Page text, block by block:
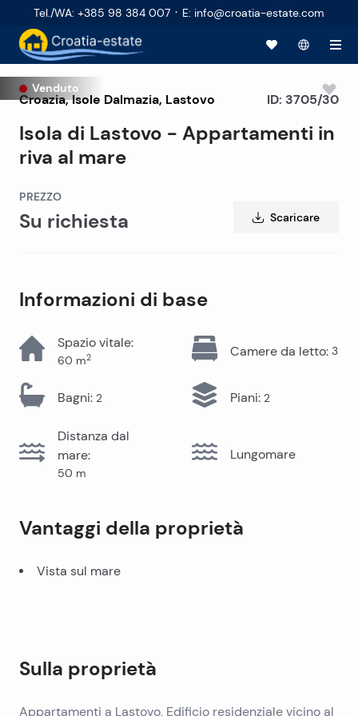
Tel./WA: +385 98 384 007 · E: info@croatia-estate.com
Venduto
Croazia,Isole Dalmazia, Lastovo
Isola di Lastovo - Appartamenti in
riva al mare
ID: 3705/30
PREZZO
Su richiesta Scaricare
Informazioni di base
Spazio vitale:
60 m2 Camere da letto: 3
Bagni: 2 Piani: 2
Distanza dal
mare:
50 m
Lungomare
Vantaggi della proprietà
Vista sul mare
Sulla proprietà
Appartamenti a Lastovo, Edificio residenziale vicino al